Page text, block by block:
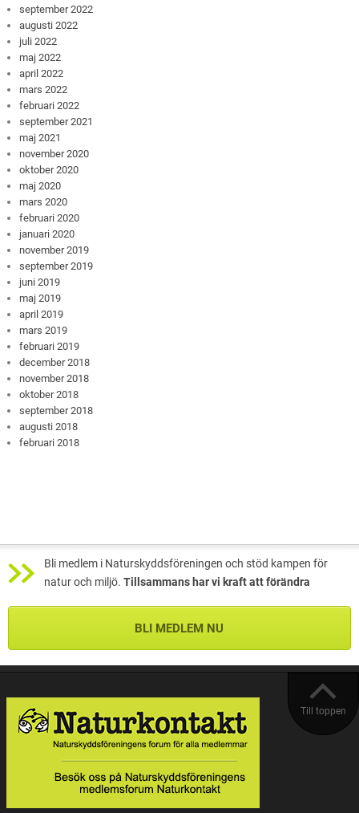
september 2022
augusti 2022
juli 2022
maj 2022
april 2022
mars 2022
februari 2022
september 2021
maj 2021
november 2020
oktober 2020
maj 2020
mars 2020
februari 2020
januari 2020
november 2019
september 2019
juni 2019
maj 2019
april 2019
mars 2019
februari 2019
december 2018
november 2018
oktober 2018
september 2018
augusti 2018
februari 2018
Bli medlem i Naturskyddsföreningen och stöd kampen för
natur och miljö. Tillsammans har vi kraft att förändra
BLI MEDLEM NU
Till toppen